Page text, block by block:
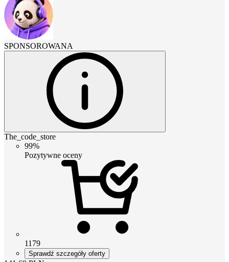
SPONSOROWANA
The_code_store
99%
Pozytywne oceny
1179
Sprawdź szczegóły oferty